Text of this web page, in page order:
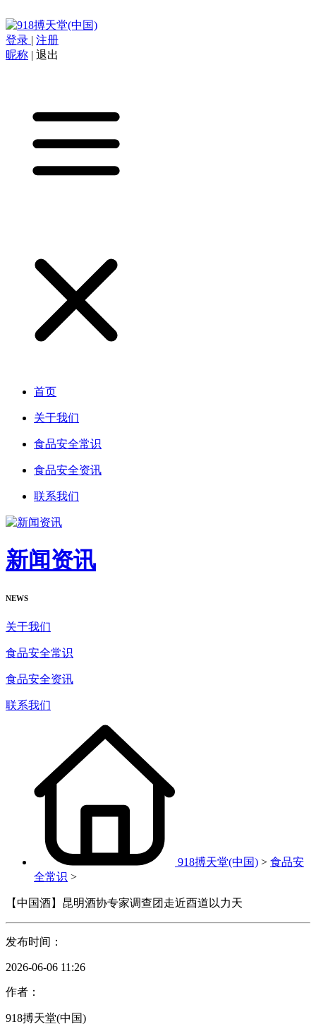
登录 | 注册
昵称 | 退出
首页
关于我们
食品安全常识
食品安全资讯
联系我们
新闻资讯
NEWS
关于我们
食品安全常识
食品安全资讯
联系我们
918搏天堂(中国) > 食品安
全常识 >
【中国酒】昆明酒协专家调查团走近酉道以力天
发布时间：
2026-06-06 11:26
作者：
918搏天堂(中国)